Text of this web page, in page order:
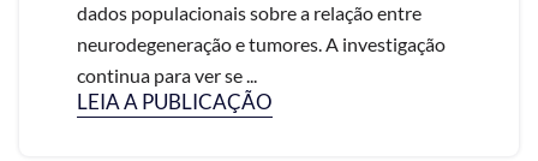
dados populacionais sobre a relação entre
neurodegeneração e tumores. A investigação
continua para ver se ...
LEIA A PUBLICAÇÃO